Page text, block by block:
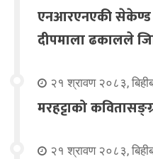
एनआरएनएकी सेकेण्ड
दीपमाला ढकालले
२१ श्रावण २०८३,
मरहट्टाको
२१ श्रावण २०८३,